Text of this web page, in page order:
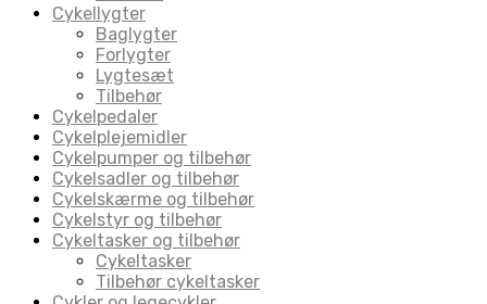
Cykellygter
Baglygter
Forlygter
Lygtesæt
Tilbehør
Cykelpedaler
Cykelplejemidler
Cykelpumper og tilbehør
Cykelsadler og tilbehør
Cykelskærme og tilbehør
Cykelstyr og tilbehør
Cykeltasker og tilbehør
Cykeltasker
Tilbehør cykeltasker